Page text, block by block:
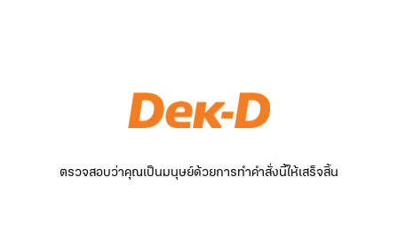
ตรวจสอบว่าคุณเป็นมนุษย์ด้วยการทำคำสั่งนี้ให้เสร็จสิ้น